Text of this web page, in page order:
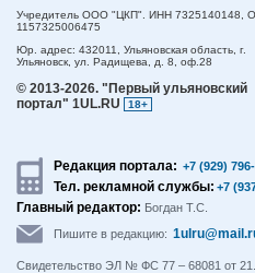
Учредитель ООО "ЦКП". ИНН 7325140148,
1157325006475
Юр. адрес: 432011, Ульяновская область, г.
Ульяновск, ул. Радищева, д. 8, оф.28
© 2013-2026. "Первый ульяновский
портал" 1UL.RU
18+
Редакция портала: +7 (929)
Тел. рекламной службы: +7
Главный редактор: Богдан Т.С.
Пишите в редакцию:
Свидетельство ЭЛ № ФС 77 – 68081 от